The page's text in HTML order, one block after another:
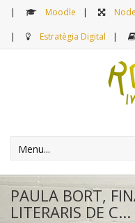
Moodle
Estratègia Digital
Menu...
PAULA BORT,
LITERARIS DE C...